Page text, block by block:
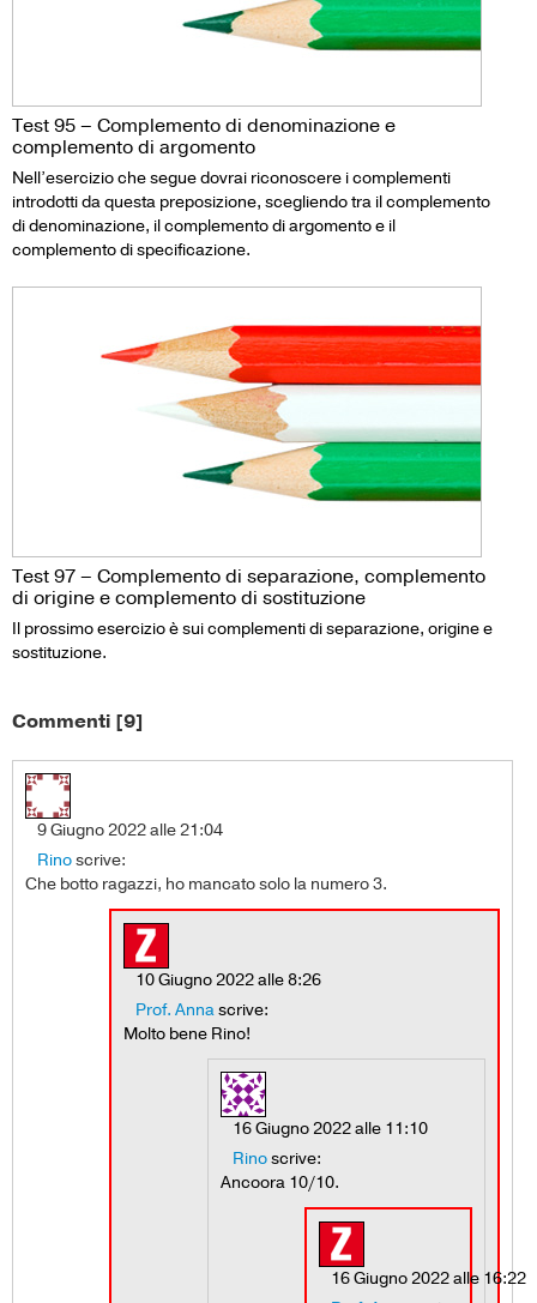
Test 95 – Complemento di denominazione e
complemento di argomento
Nell’esercizio che segue dovrai riconoscere i complementi
introdotti da questa preposizione, scegliendo tra il complemento
di denominazione, il complemento di argomento e il
complemento di specificazione.
Test 97 – Complemento di separazione, complemento
di origine e complemento di sostituzione
Il prossimo esercizio è sui complementi di separazione, origine e
sostituzione.
Commenti [9]
9 Giugno 2022 alle 21:04
Rinoscrive:
Che botto ragazzi, ho mancato solo la numero 3.
10 Giugno 2022 alle 8:26
Prof. Annascrive:
Molto bene Rino!
16 Giugno 2022 alle 11:10
Rinoscrive:
Ancoora 10/10.
16 Giugno 2022 alle 16:22